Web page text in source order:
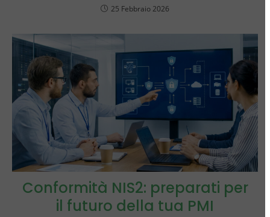
25 Febbraio 2026
Conformità NIS2: preparati per
il futuro della tua PMI